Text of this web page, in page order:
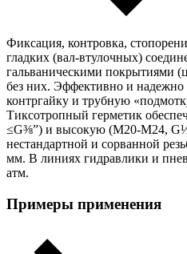
Фиксация, контровка,
гладких (вал-втулочных)
гальваническими покрытиями
без них. Эффективно и надежно
контргайку и трубную
Тиксотропный герметик
≤G⅜”) и высокую (М20-M24,
нестандартной и сорванной
мм. В линиях гидравлики и
атм.
Примеры применения